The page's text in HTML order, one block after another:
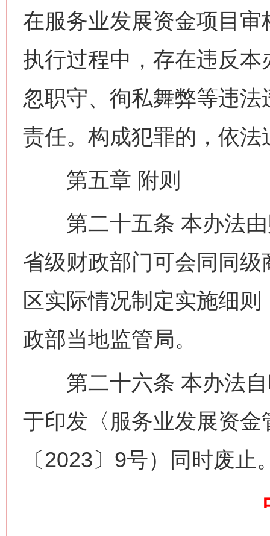
在服务业发展资金项目
执行过程中，存在违反
忽职守、徇私舞弊等违
责任。构成犯罪的，依
第五章 附则
第二十五条 本办法由
省级财政部门可会同同
区实际情况制定实施细
政部当地监管局。
第二十六条 本办法自
于印发〈服务业发展资
〔2023〕9号）同时废止
网上购药对药下症？